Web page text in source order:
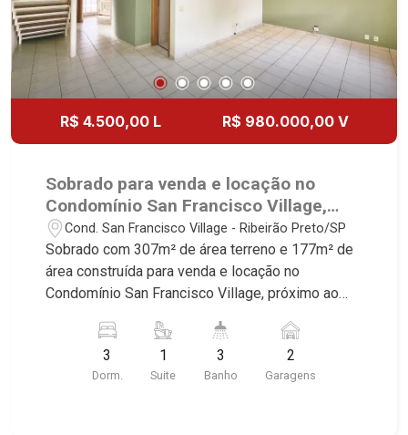
R$ 4.500,00 L R$ 980.000,00 V
Sobrado para venda e locação no
Condomínio San Francisco Village,
próximo ao Parque Carlos Raya -
Ribeirão Preto/SP.
Cond. San Francisco Village - Ribeirão Preto/SP
Sobrado com 307m² de área terreno e 177m² de
área construída para venda e locação no
Condomínio San Francisco Village, próximo ao
Village, Ribeirão Preto/SP. Conheça as
características deste imóvel que a Martinelli
Imobiliária selecionou para você: - 307m² de área
3
Dorm.
1
Suite
3
Banho
2
Garagens